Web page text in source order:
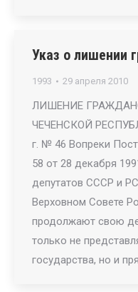
Указ о лишении
1993 29 апреля 2010
ЛИШЕНИЕ
ЧЕЧЕНСКОЙ
г. № 46 Вопреки
58 от 28 декабря
депутатов СССР и
Верховном Совете
продолжают свою
только не
государства, но и